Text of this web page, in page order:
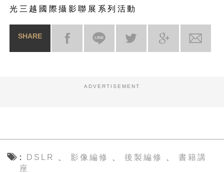
光三越國際攝影聯展系列活動
SHARE
ADVERTISEMENT
DSLR 影像編修 後製編修
書籍講
座